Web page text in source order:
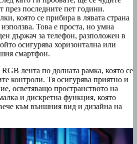
през последните пет години.
която се прибира в лявата страна
Това е проста, но умна
държач за телефон, разположен в
осигурява хоризонтална или
смартфон.
лента по долната рамка, която се
контроли. Тя осигурява приятно и
осветяващо пространството на
и дискретна функция, която
към външния вид и дизайна на